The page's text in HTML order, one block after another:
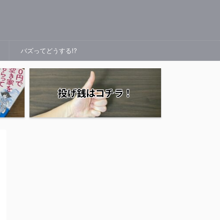
バズってどうする!?
投げ銭はコチラ！